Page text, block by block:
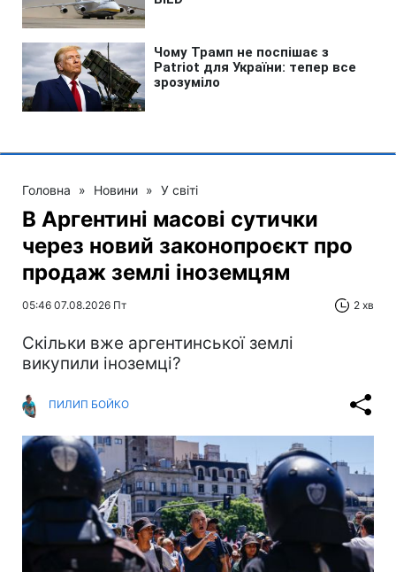
Головна » Новини » У світі
В Аргентині масові сутички
через новий законопроєкт про
продаж землі іноземцям
05:46 07.08.2026 Пт 2 хв
Скільки вже аргентинської землі
викупили іноземці?
ПИЛИП БОЙКО